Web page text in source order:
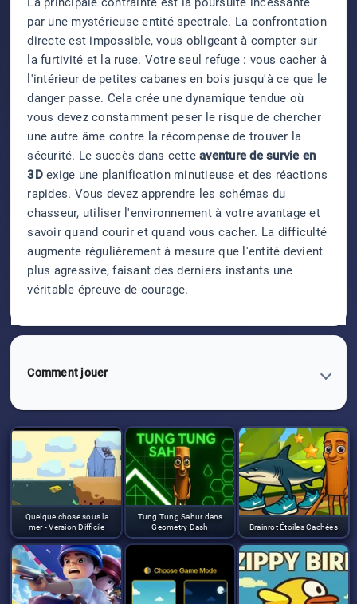
par une mystérieuse entité spectrale. La confrontation
directe est impossible, vous obligeant à compter sur
la furtivité et la ruse. Votre seul refuge : vous cacher à
l'intérieur de petites cabanes en bois jusqu'à ce que le
danger passe. Cela crée une dynamique tendue où
vous devez constamment peser le risque de chercher
une autre âme contre la récompense de trouver la
sécurité. Le succès dans cetteaventure de survie en
3Dexige une planification minutieuse et des réactions
rapides. Vous devez apprendre les schémas du
chasseur, utiliser l'environnement à votre avantage et
savoir quand courir et quand vous cacher. La difficulté
augmente régulièrement à mesure que l'entité devient
plus agressive, faisant des derniers instants une
véritable épreuve de courage.
Comment jouer
Quelque chose sous la
mer - Version Difficile
Tung Tung Sahur dans
Geometry Dash
Brainrot Étoiles Cachées